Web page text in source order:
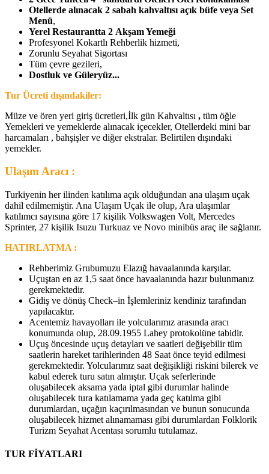
Otellerde alınacak 2 sabah kahvaltısı açık büfe veya Set
Menü,
Yerel Restaurantta 2 Akşam Yemeği
Profesyonel Kokartlı Rehberlik hizmeti,
Zorunlu Seyahat Sigortası
Tüm çevre gezileri,
Dostluk ve Güleryüz...
Tur Ücreti dışındakiler:
Müze ve ören yeri giriş ücretleri,İlk gün Kahvaltısı , tüm öğle
Yemekleri ve yemeklerde alınacak içecekler, Otellerdeki mini bar
harcamaları , bahşişler ve diğer ekstralar. Belirtilen dışındaki
yemekler.
Ulaşım Aracı :
Turkiyenin her ilinden katılıma açık olduğundan ana ulaşım uçak
dahil edilmemiştir. Ana Ulaşım Uçak ile olup, Ara ulaşımlar
katılımcı sayısına göre 17 kişilik Volkswagen Volt, Mercedes
Sprinter, 27 kişilik Isuzu Turkuaz ve Novo minibüs araç ile sağlanır.
HATIRLATMA :
Rehberimiz Grubumuzu Elazığ havaalanında karşılar.
Uçuştan en az 1,5 saat önce havaalanında hazır bulunmanız
gerekmektedir.
Gidiş ve dönüş Check–in İşlemleriniz kendiniz tarafından
yapılacaktır.
Acentemiz havayolları ile yolcularımız arasında aracı
konumunda olup, 28.09.1955 Lahey protokolüne tabidir.
Uçuş öncesinde uçuş detayları ve saatleri değişebilir tüm
saatlerin hareket tarihlerinden 48 Saat önce teyid edilmesi
gerekmektedir. Yolcularımız saat değişikliği riskini bilerek ve
kabul ederek turu satın almıştır. Uçak seferlerinde
oluşabilecek aksama yada iptal gibi durumlar halinde
oluşabilecek tura katılamama yada geç katılma gibi
durumlardan, uçağın kaçırılmasından ve bunun sonucunda
oluşabilecek hizmet alınamaması gibi durumlardan Folklorik
Turizm Seyahat Acentası sorumlu tutulamaz.
TUR FİYATLARI